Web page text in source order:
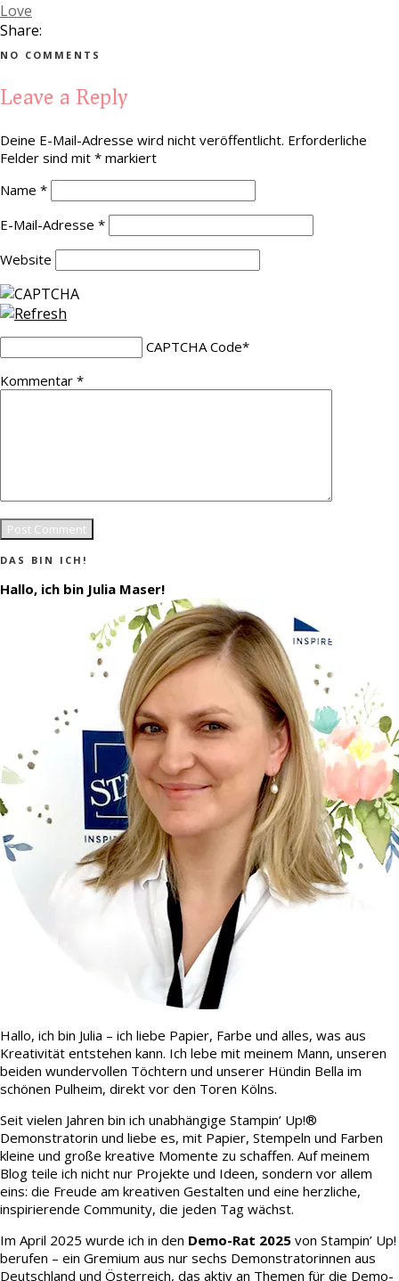
Love
Share:
NO COMMENTS
Leave a Reply
Deine E-Mail-Adresse wird nicht veröffentlicht. Erforderliche
Felder sind mit * markiert
Name *
E-Mail-Adresse *
Website
CAPTCHA Code*
Kommentar *
DAS BIN ICH!
Hallo, ich bin Julia Maser!
Hallo, ich bin Julia – ich liebe Papier, Farbe und alles, was aus
Kreativität entstehen kann. Ich lebe mit meinem Mann, unseren
beiden wundervollen Töchtern und unserer Hündin Bella im
schönen Pulheim, direkt vor den Toren Kölns.
Seit vielen Jahren bin ich unabhängige Stampin’ Up!®
Demonstratorin und liebe es, mit Papier, Stempeln und Farben
kleine und große kreative Momente zu schaffen. Auf meinem
Blog teile ich nicht nur Projekte und Ideen, sondern vor allem
eins: die Freude am kreativen Gestalten und eine herzliche,
inspirierende Community, die jeden Tag wächst.
Im April 2025 wurde ich in den Demo-Rat 2025 von Stampin’ Up!
berufen – ein Gremium aus nur sechs Demonstratorinnen aus
Deutschland und Österreich, das aktiv an Themen für die Demo-